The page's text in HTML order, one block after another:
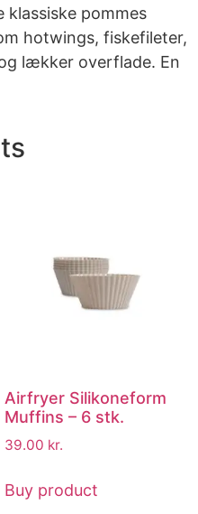
klassiske pommes
hotwings, fiskefileter,
lækker overflade. En
Airfryer Silikoneform
Muffins – 6 stk.
39.00 kr.
Buy product